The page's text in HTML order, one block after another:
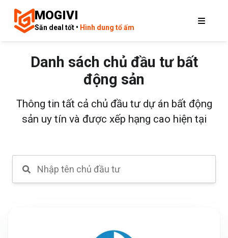
MOGIVI
Săn deal tốt • Hình dung tổ ấm
Danh sách chủ đầu tư bất
động sản
Thông tin tất cả chủ đầu tư dự án bất động
sản uy tín và được xếp hạng cao hiện tại